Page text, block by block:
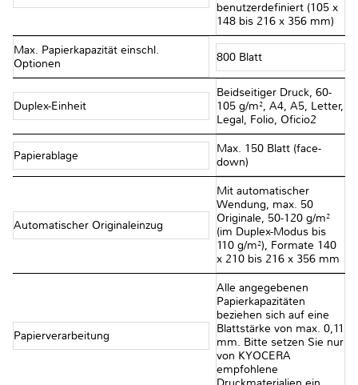
benutzerdefiniert (105 x
148 bis 216 x 356 mm)
Max. Papierkapazität einschl.
Optionen
800 Blatt
Duplex-Einheit
Beidseitiger Druck, 60-
105 g/m², A4, A5, Letter,
Legal, Folio, Oficio2
Papierablage
Max. 150 Blatt (face-
down)
Automatischer Originaleinzug
Mit automatischer
Wendung, max. 50
Originale, 50-120 g/m²
(im Duplex-Modus bis
110 g/m²), Formate 140
x 210 bis 216 x 356 mm
Papierverarbeitung
Alle angegebenen
Papierkapazitäten
beziehen sich auf eine
Blattstärke von max. 0,11
mm. Bitte setzen Sie nur
von KYOCERA
empfohlene